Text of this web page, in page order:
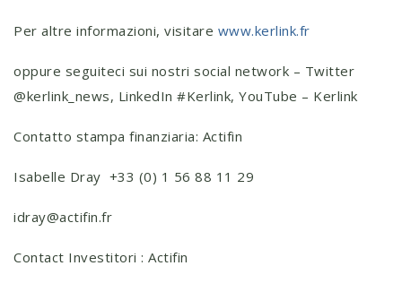
Per altre informazioni, visitare www.kerlink.fr
oppure seguiteci sui nostri social network – Twitter
@kerlink_news, LinkedIn #Kerlink, YouTube – Kerlink
Contatto stampa finanziaria: Actifin
Isabelle Dray +33 (0) 1 56 88 11 29
idray@actifin.fr
Contact Investitori : Actifin